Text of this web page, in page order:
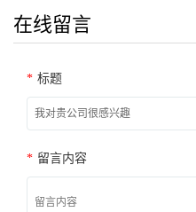
在线留言
* 标题
* 留言内容